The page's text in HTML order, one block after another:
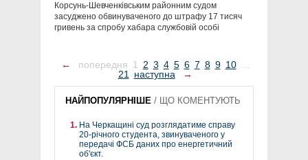
Корсунь-Шевченківським районним судом
засуджено обвинуваченого до штрафу 17 тисяч
гривень за спробу хабара службовій особі
← попередня 1 2 3 4 5 6 7 8 9 10 ...
21 наступна →
НАЙПОПУЛЯРНІШЕ / ЩО КОМЕНТУЮТЬ
На Черкащині суд розглядатиме справу
20-річного студента, звинуваченого у
передачі ФСБ даних про енергетичний
об'єкт.